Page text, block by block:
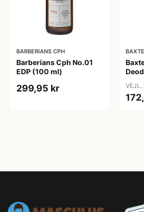
BARBERIANS CPH
Barberians Cph No.01
EDP (100 ml)
299,95 kr VEJL.